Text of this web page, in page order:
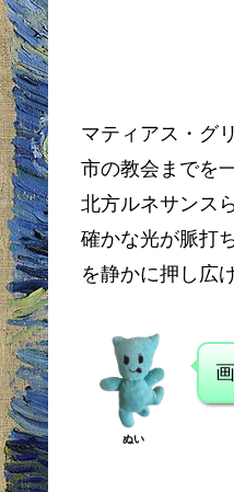
マティアス・グ
市の教会までを
北方ルネサンス
確かな光が脈打
を静かに押し広
ぬい